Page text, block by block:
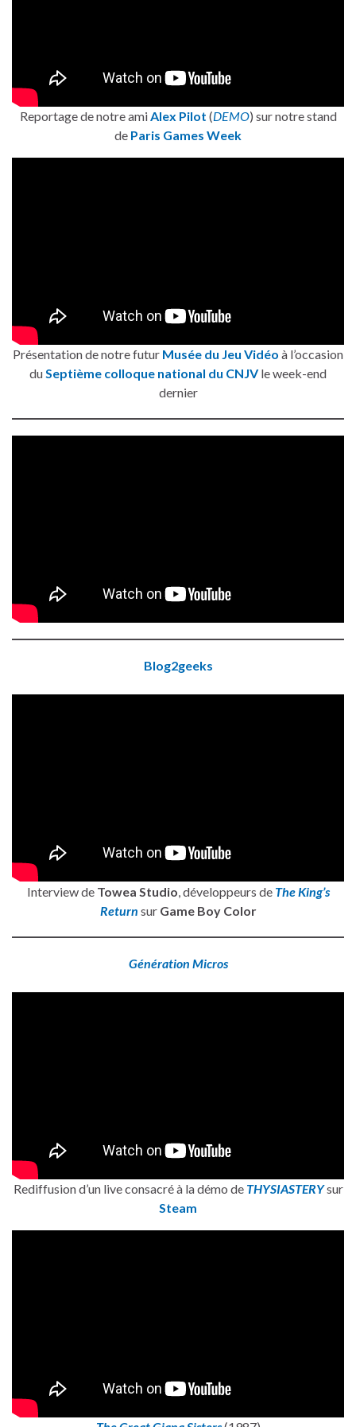
Reportage de notre amiAlex Pilot (DEMO) sur notre stand
de Paris Games Week
Présentation de notre futur Musée du Jeu Vidéo à l’occasion
duSeptième colloque national du CNJVle week-end
dernier
Blog2geeks
Interview de Towea Studio , développeurs de The King’s
Return sur Game Boy Color
Génération Micros
Rediffusion d’un live consacré à la démo de THYSIASTERYsur
Steam